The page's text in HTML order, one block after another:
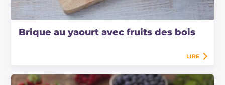
Brique au yaourt avec fruits des bois
LIRE